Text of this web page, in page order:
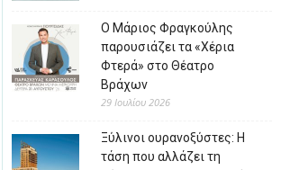
Ο Μάριος Φραγκούλης
παρουσιάζει τα «Χέρια
Φτερά» στο Θέατρο
Βράχων
29 Ιουλίου 2026
Ξύλινοι ουρανοξύστες: Η
τάση που αλλάζει τη